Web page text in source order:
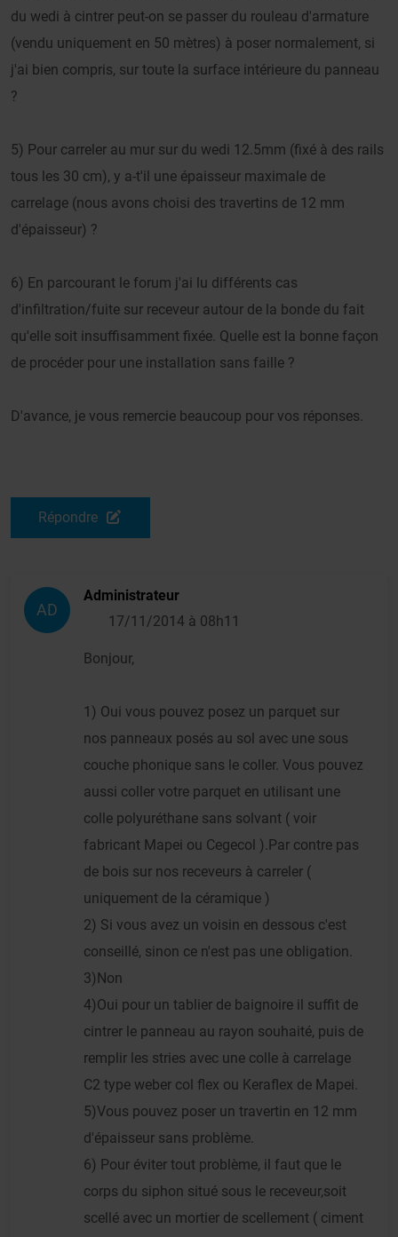
du wedi à cintrer peut-on se passer du rouleau d'armature
(vendu uniquement en 50 mètres) à poser normalement, si
j'ai bien compris, sur toute la surface intérieure du panneau
?
5) Pour carreler au mur sur du wedi 12.5mm (fixé à des rails
tous les 30 cm), y a-t'il une épaisseur maximale de
carrelage (nous avons choisi des travertins de 12 mm
d'épaisseur) ?
6) En parcourant le forum j'ai lu différents cas
d'infiltration/fuite sur receveur autour de la bonde du fait
qu'elle soit insuffisamment fixée. Quelle est la bonne façon
de procéder pour une installation sans faille ?
D'avance, je vous remercie beaucoup pour vos réponses.
Répondre
AD
Administrateur
17/11/2014 à 08h11
Bonjour,
1) Oui vous pouvez posez un parquet sur
nos panneaux posés au sol avec une sous
couche phonique sans le coller. Vous pouvez
aussi coller votre parquet en utilisant une
colle polyuréthane sans solvant ( voir
fabricant Mapei ou Cegecol ).Par contre pas
de bois sur nos receveurs à carreler (
uniquement de la céramique )
2) Si vous avez un voisin en dessous c'est
conseillé, sinon ce n'est pas une obligation.
3)Non
4)Oui pour un tablier de baignoire il suffit de
cintrer le panneau au rayon souhaité, puis de
remplir les stries avec une colle à carrelage
C2 type weber col flex ou Keraflex de Mapei.
5)Vous pouvez poser un travertin en 12 mm
d'épaisseur sans problème.
6) Pour éviter tout problème, il faut que le
corps du siphon situé sous le receveur,soit
scellé avec un mortier de scellement ( ciment